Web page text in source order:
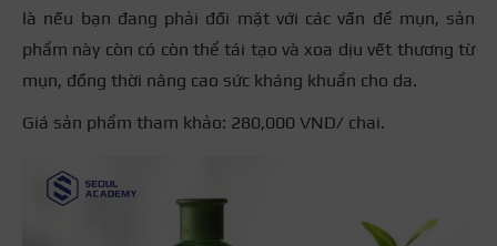
là nếu bạn đang phải đối mặt với các vấn đề mụn, sản
phẩm này còn có còn thể tái tạo và xoa dịu vết thương từ
mụn, đồng thời nâng cao sức kháng khuẩn cho da.
Giá sản phẩm tham khảo: 280,000 VND/ chai.